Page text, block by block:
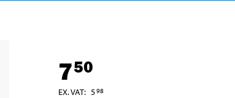
750
EX. VAT: 598